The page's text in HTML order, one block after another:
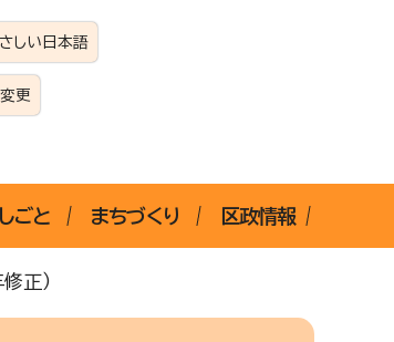
しい日本語
更
ごと まちづくり 区政情報
正）